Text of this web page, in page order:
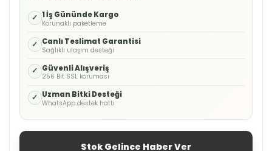
✓ 1 İş Gününde Kargo
Korunaklı paketleme
✓ Canlı Teslimat Garantisi
Sağlıklı ulaşım desteği
✓ Güvenli Alışveriş
256 Bit SSL koruması
✓ Uzman Bitki Desteği
WhatsApp destek hattı
Stok Gelince Haber Ver